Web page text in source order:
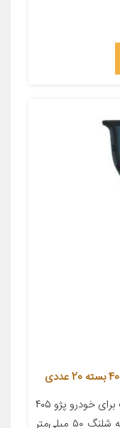
معرفی محصول جزئیات محصول مناسب برای خودرو پژو ۴۰۵
وزن ۳۰۰ گرم طول شلنگ ۳۵ قطر دهانه شلنگ ۵۰ میلی‌متر